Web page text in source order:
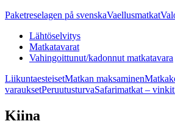
Paketreselagen på svenskaVaellusmatkat
Lähtöselvitys
Matkatavarat
Vahingoittunut/kadonnut matkatavara
LiikuntaesteisetMatkan maksaminen
varauksetPeruutusturvaSafarimatkat – vinkit
Kiina